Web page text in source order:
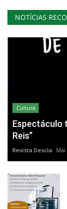
NOTÍCIAS
Cultura
Espectáculo
Reis”
Revista Descla Mai